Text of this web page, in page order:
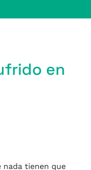
en
nada tienen que